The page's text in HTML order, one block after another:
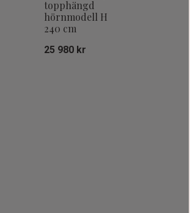
topphängd
hörnmodell H
240 cm
25 980 kr